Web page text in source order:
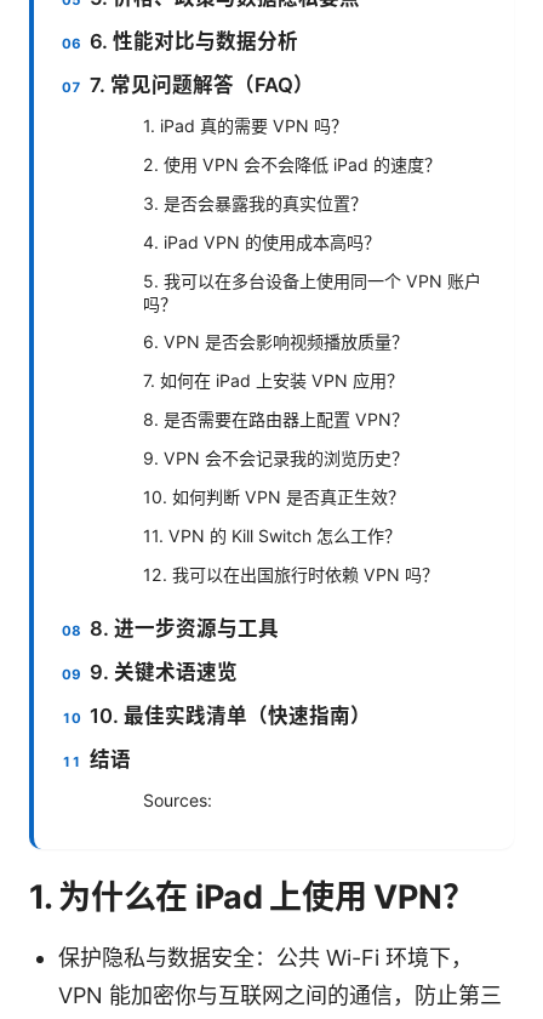
6. 性能对比与数据分析
7. 常见问题解答（FAQ）
1. iPad 真的需要 VPN 吗？
2. 使用 VPN 会不会降低 iPad 的速度？
3. 是否会暴露我的真实位置？
4. iPad VPN 的使用成本高吗？
5. 我可以在多台设备上使用同一个 VPN 账户
吗？
6. VPN 是否会影响视频播放质量？
7. 如何在 iPad 上安装 VPN 应用？
8. 是否需要在路由器上配置 VPN？
9. VPN 会不会记录我的浏览历史？
10. 如何判断 VPN 是否真正生效？
11. VPN 的 Kill Switch 怎么工作？
12. 我可以在出国旅行时依赖 VPN 吗？
8. 进一步资源与工具
9. 关键术语速览
10. 最佳实践清单（快速指南）
结语
Sources:
1. 为什么在 iPad 上使用 VPN？
保护隐私与数据安全：公共 Wi-Fi 环境下，
VPN 能加密你与互联网之间的通信，防止第三